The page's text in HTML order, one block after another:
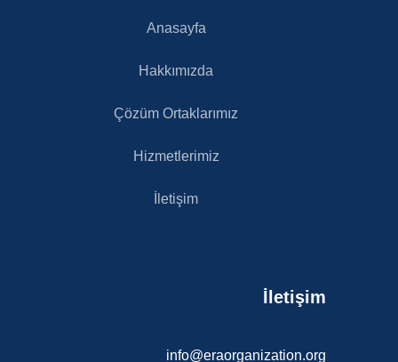
Anasayfa
Hakkımızda
Çözüm Ortaklarımız
Hizmetlerimiz
İletişim
İletişim
info@eraorganization.org